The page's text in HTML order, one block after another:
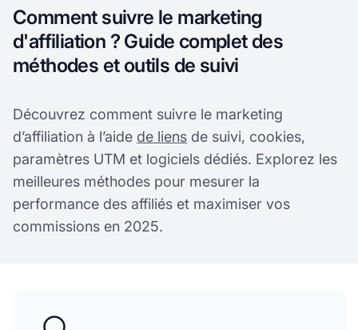
Comment suivre le marketing
d'affiliation ? Guide complet des
méthodes et outils de suivi
Découvrez comment suivre le marketing
d’affiliation à l’aide de liens de suivi, cookies,
paramètres UTM et logiciels dédiés. Explorez les
meilleures méthodes pour mesurer la
performance des affiliés et maximiser vos
commissions en 2025.